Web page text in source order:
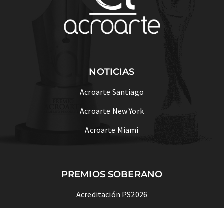
NOTICIAS
Acroarte Santiago
Acroarte New York
Acroarte Miami
PREMIOS SOBERANO
Acreditación PS2026